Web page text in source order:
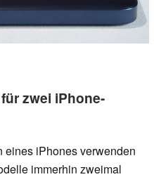
zwei iPhone-
eines iPhones verwenden
immerhin zweimal